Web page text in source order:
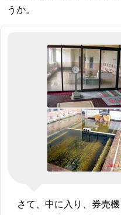
うか。
さて、中に入り、券売